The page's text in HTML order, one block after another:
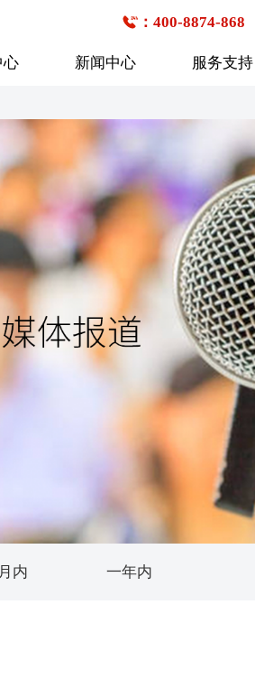
：400-8874-868
心
1-20座
21-30座
31-40座
41-50座
1-20座
21-30座
31-40座
41-50座
50座以上
新闻中心
媒体报道
服务支持
服务网点查询
维修技术信息
发展历程
内 一年内